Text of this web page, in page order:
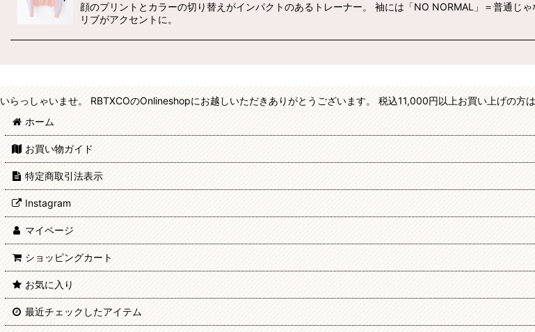
顔のプリントとカラーの切り替えがインパクトのあるトレーナー。 袖には「NO NORMAL」＝普通じ
リブがアクセントに。
いらっしゃいませ。 RBTXCOのOnlineshopにお越しいただきありがとうございます。 税込11,000円以上お買い上げの方は
ホーム
お買い物ガイド
特定商取引法表示
Instagram
マイページ
ショッピングカート
お気に入り
最近チェックしたアイテム